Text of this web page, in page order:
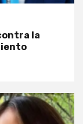
la